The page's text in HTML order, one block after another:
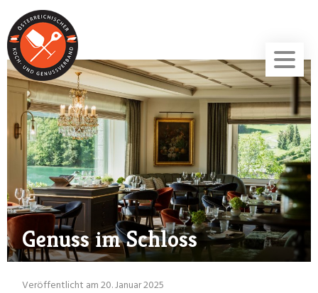
Genuss im Schloss
Veröffentlicht am 20. Januar 2025